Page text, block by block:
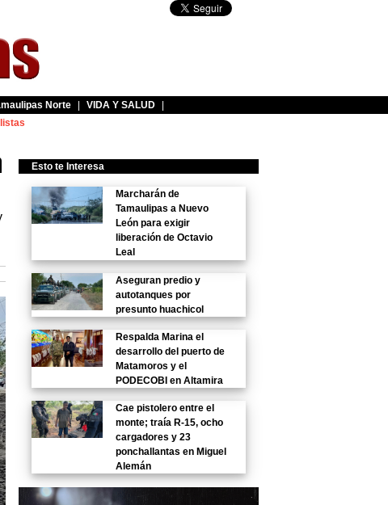
Norte VIDA Y SALUD
Esto te Interesa
Marcharán de
Tamaulipas a Nuevo
León para exigir
liberación de Octavio
Leal
Aseguran predio y
autotanques por
presunto huachicol
Respalda Marina el
desarrollo del puerto de
Matamoros y el
PODECOBI en Altamira
Cae pistolero entre el
monte; traía R-15, ocho
cargadores y 23
ponchallantas en Miguel
Alemán